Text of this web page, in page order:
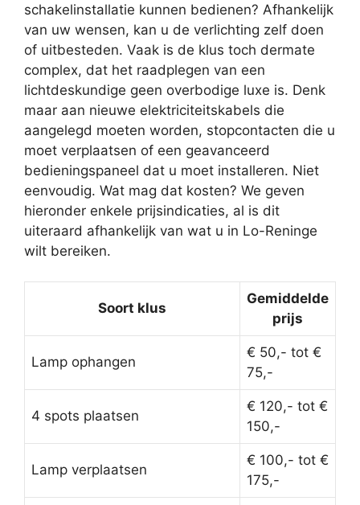
schakelinstallatie kunnen bedienen? Afhankelijk
van uw wensen, kan u de verlichting zelf doen
of uitbesteden. Vaak is de klus toch dermate
complex, dat het raadplegen van een
lichtdeskundige geen overbodige luxe is. Denk
maar aan nieuwe elektriciteitskabels die
aangelegd moeten worden, stopcontacten die u
moet verplaatsen of een geavanceerd
bedieningspaneel dat u moet installeren. Niet
eenvoudig. Wat mag dat kosten? We geven
hieronder enkele prijsindicaties, al is dit
uiteraard afhankelijk van wat u in Lo-Reninge
wilt bereiken.
Soort klus
Gemiddelde
prijs
Lamp ophangen
€ 50,- tot €
75,-
4 spots plaatsen
€ 120,- tot €
150,-
Lamp verplaatsen
€ 100,- tot €
175,-